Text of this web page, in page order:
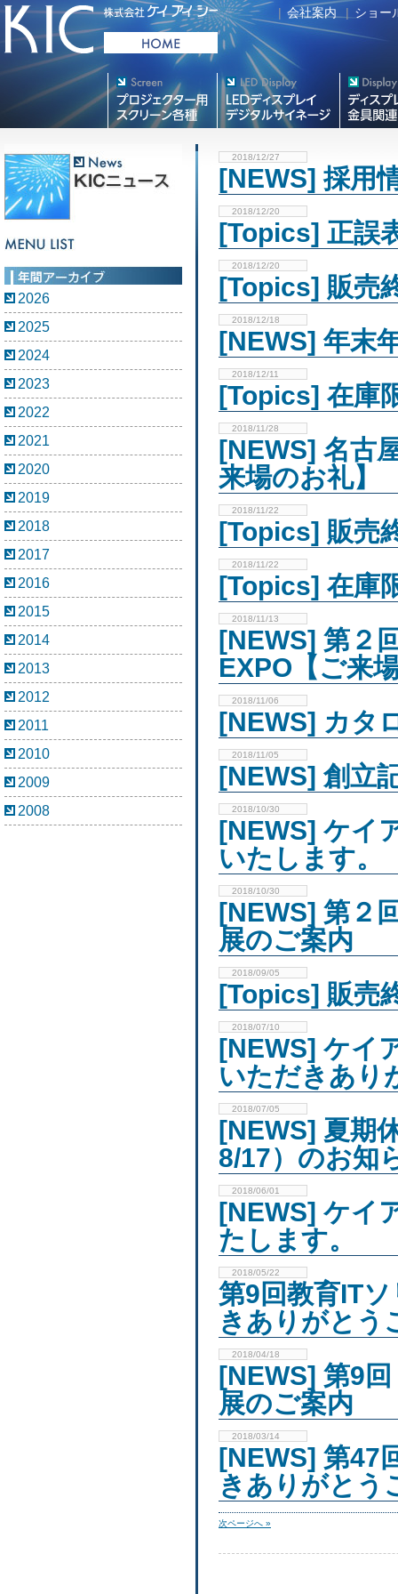
| 会社案内 | ショー
2026
2025
2024
2023
2022
2021
2020
2019
2018
2017
2016
2015
2014
2013
2012
2011
2010
2009
2008
2018/12/27
[NEWS] 採用
2018/12/20
[Topics] 正誤
2018/12/20
[Topics] 販売
2018/12/18
[NEWS] 年末
2018/12/11
[Topics] 在庫
2018/11/28
[NEWS] 名古
来場のお礼】
2018/11/22
[Topics] 販売
2018/11/22
[Topics] 在庫
2018/11/13
[NEWS] 第２
EXPO【ご来
2018/11/06
[NEWS] カタ
2018/11/05
[NEWS] 創立
2018/10/30
[NEWS] ケイ
いたします。
2018/10/30
[NEWS] 第２
展のご案内
2018/09/05
[Topics] 販売
2018/07/10
[NEWS] ケイ
いただきあり
2018/07/05
[NEWS] 夏期
8/17）のお知
2018/06/01
[NEWS] ケイ
たします。
2018/05/22
第9回教育IT
きありがとう
2018/04/18
[NEWS] 第9
展のご案内
2018/03/14
[NEWS] 第47
きありがとう
次ページへ »